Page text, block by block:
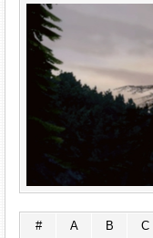
# A B C